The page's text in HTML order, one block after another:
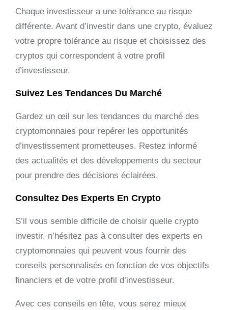
Chaque investisseur a une tolérance au risque
différente. Avant d’investir dans une crypto, évaluez
votre propre tolérance au risque et choisissez des
cryptos qui correspondent à votre profil
d’investisseur.
Suivez Les Tendances Du Marché
Gardez un œil sur les tendances du marché des
cryptomonnaies pour repérer les opportunités
d’investissement prometteuses. Restez informé
des actualités et des développements du secteur
pour prendre des décisions éclairées.
Consultez Des Experts En Crypto
S’il vous semble difficile de choisir quelle crypto
investir, n’hésitez pas à consulter des experts en
cryptomonnaies qui peuvent vous fournir des
conseils personnalisés en fonction de vos objectifs
financiers et de votre profil d’investisseur.
Avec ces conseils en tête, vous serez mieux